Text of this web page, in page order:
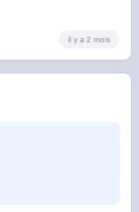
il y a 2 mois